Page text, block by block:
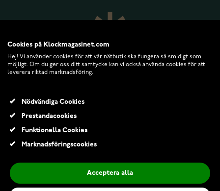
INFO
Cookies på Klockmagasinet.com
Hej! Vi använder cookies för att vår nätbutik ska fungera så smidigt som
möjligt. Om du ger oss ditt samtycke kan vi också använda cookies för att
leverera riktad marknadsföring.
Nödvändiga Cookies
Prestandacookies
Funktionella Cookies
Marknadsföringscookies
Acceptera alla